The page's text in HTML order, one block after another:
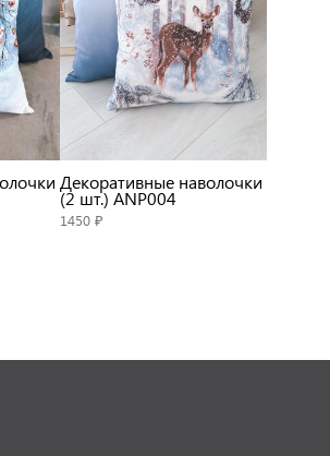
Декоративные наволочки
(2 шт.) ANP004
1450 ₽